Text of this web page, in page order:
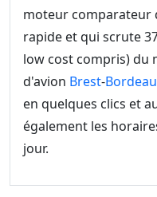
moteur comparateur
rapide et qui scrute
low cost compris) du
d'avion Brest-
en quelques clics et
également les
jour.